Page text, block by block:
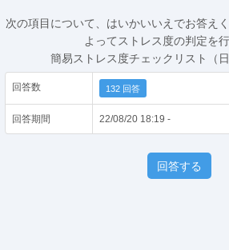
次の項目について、はいかいいえでお答え
よってストレス度の判定を行
簡易ストレス度チェックリスト（
回答数 132 回答
回答期間 22/08/20 18:19 -